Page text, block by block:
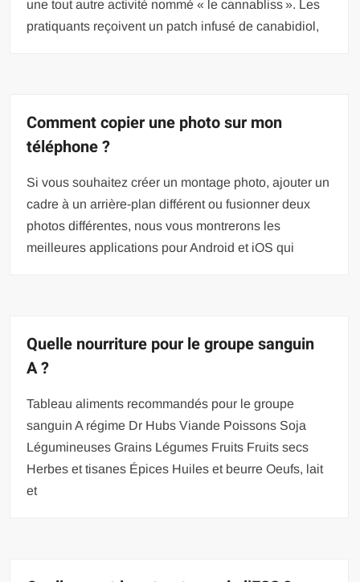
une tout autre activité nommé « le cannabliss ». Les
pratiquants reçoivent un patch infusé de canabidiol,
Comment copier une photo sur mon
téléphone ?
Si vous souhaitez créer un montage photo, ajouter un
cadre à un arrière-plan différent ou fusionner deux
photos différentes, nous vous montrerons les
meilleures applications pour Android et iOS qui
Quelle nourriture pour le groupe sanguin
A ?
Tableau aliments recommandés pour le groupe
sanguin A régime Dr Hubs Viande Poissons Soja
Légumineuses Grains Légumes Fruits Fruits secs
Herbes et tisanes Épices Huiles et beurre Oeufs, lait
et